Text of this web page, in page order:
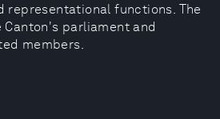
representational functions. The
Canton's parliament and
members.